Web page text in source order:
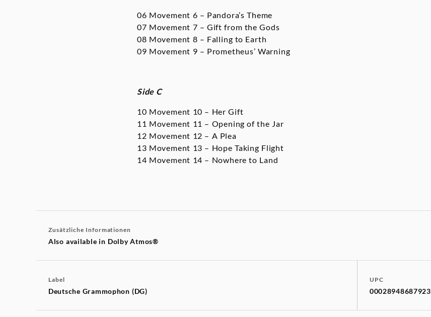
06 Movement 6 – Pandora’s Theme
07 Movement 7 – Gift from the Gods
08 Movement 8 – Falling to Earth
09 Movement 9 – Prometheus’ Warning
Side C
10 Movement 10 – Her Gift
11 Movement 11 – Opening of the Jar
12 Movement 12 – A Plea
13 Movement 13 – Hope Taking Flight
14 Movement 14 – Nowhere to Land
Zusätzliche Informationen
Also available in Dolby Atmos®
Label
Deutsche Grammophon (DG)
UPC
00028948687923